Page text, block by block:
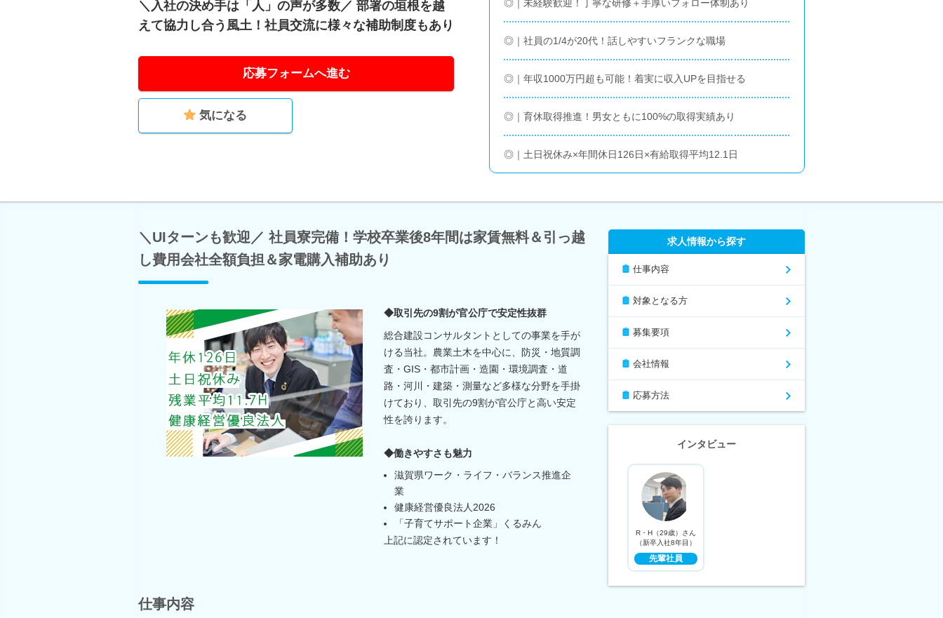
＼入社の決め手は「人」の声が多数／ 部署の垣根を越
えて協力し合う風土！社員交流に様々な補助制度もあり
応募フォームへ進む
気になる
◎｜未経験歓迎！丁寧な研修＋手厚いフォロー体制あり
◎｜社員の1/4が20代！話しやすいフランクな職場
◎｜年収1000万円超も可能！着実に収入UPを目指せる
◎｜育休取得推進！男女ともに100%の取得実績あり
◎｜土日祝休み×年間休日126日×有給取得平均12.1日
＼UIターンも歓迎／ 社員寮完備！学校卒業後8年間は家賃無料＆引っ越
し費用会社全額負担＆家電購入補助あり
◆取引先の9割が官公庁で安定性抜群
総合建設コンサルタントとしての事業を手が
ける当社。農業土木を中心に、防災・地質調
査・GIS・都市計画・造園・環境調査・道
路・河川・建築・測量など多様な分野を手掛
けており、取引先の9割が官公庁と高い安定
性を誇ります。
◆働きやすさも魅力
滋賀県ワーク・ライフ・バランス推進企
業
健康経営優良法人2026
「子育てサポート企業」くるみん
上記に認定されています！
仕事内容
求人情報から探す
仕事内容
対象となる方
募集要項
会社情報
応募方法
インタビュー
R・H（29歳）さん
（新卒入社8年目）
先輩社員